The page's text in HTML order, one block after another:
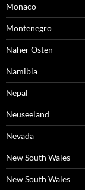
Monaco
Montenegro
Naher Osten
Namibia
Nepal
Neuseeland
Nevada
New South Wales
New South Wales